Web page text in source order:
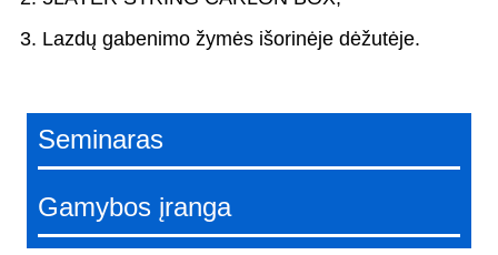
3. Lazdų gabenimo žymės išorinėje dėžutėje.
Seminaras
Gamybos įranga